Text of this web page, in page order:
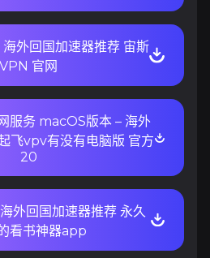
外回国加速器推荐 宙斯
VPN 官网
服务 macOS版本 – 海外
飞vpv有没有电脑版 官方
20
外回国加速器推荐 永久
看书神器app